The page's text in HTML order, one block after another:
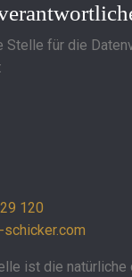
Stelle für die
120
ist die natürliche